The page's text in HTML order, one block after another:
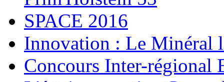
SPACE 2016
Innovation : Le Minéral
Concours Inter-régional